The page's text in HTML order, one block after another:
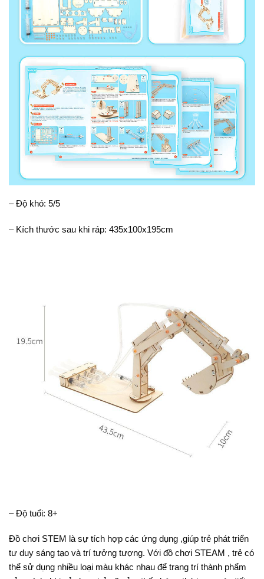
– Độ khó: 5/5
– Kích thước sau khi ráp: 435x100x195cm
– Độ tuổi: 8+
Đồ chơi STEM là sự tích hợp các ứng dụng ,giúp trẻ phát triển
tư duy sáng tạo và trí tưởng tượng. Với đồ chơi STEAM , trẻ có
thể sử dụng nhiều loại màu khác nhau để trang trí thành phẩm